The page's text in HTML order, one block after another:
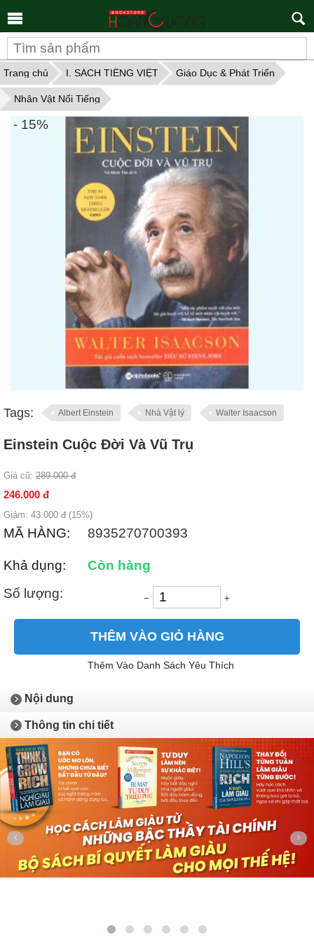
Trang chủ I. SÁCH TIẾNG VIỆT Giáo Dục & Phát Triển
Nhân Vật Nổi Tiếng
Tags: Albert Einstein Nhà Vật lý Walter Isaacson
- 15%
Einstein Cuộc Đời Và Vũ Trụ
Giá cũ: 289.000 đ
246.000 đ
Giảm: 43.000 đ (15%)
MÃ HÀNG: 8935270700393
Khả dụng:
Còn hàng
Số lượng:
− +
THÊM VÀO GIỎ HÀNG
Thêm Vào Danh Sách Yêu Thích
Nội dung
Thông tin chi tiết